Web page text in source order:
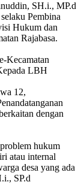
SH.i., MP.d
Pembina
Hukum dan
Rajabasa.
12,
dengan
hukum
atau internal
desa yang ada
SP.d